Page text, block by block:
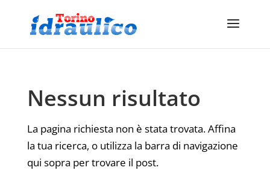
Nessun risultato
La pagina richiesta non è stata trovata. Affina
la tua ricerca, o utilizza la barra di navigazione
qui sopra per trovare il post.